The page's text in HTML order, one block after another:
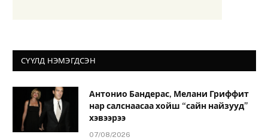
СҮҮЛД НЭМЭГДСЭН
Антонио Бандерас, Мелани Гриффит
нар салснаасаа хойш “сайн найзууд”
хэвээрээ
07/08/2026